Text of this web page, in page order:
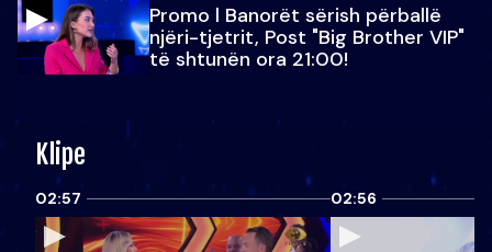
Promo l Banorët sërish përballë
njëri-tjetrit, Post "Big Brother VIP"
të shtunën ora 21:00!
Klipe
02:57 02:56